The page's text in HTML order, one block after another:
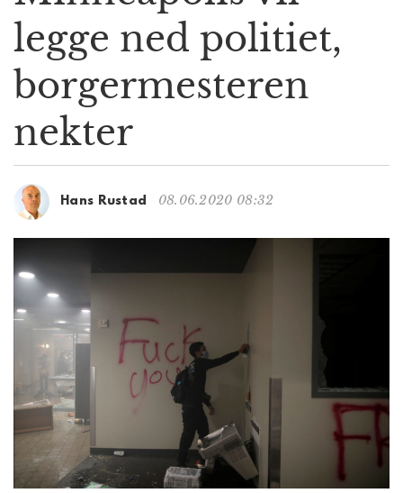
a
t
o
legge ned politiet,
borgermesteren
nekter
Hans Rustad 08.06.2020 08:32